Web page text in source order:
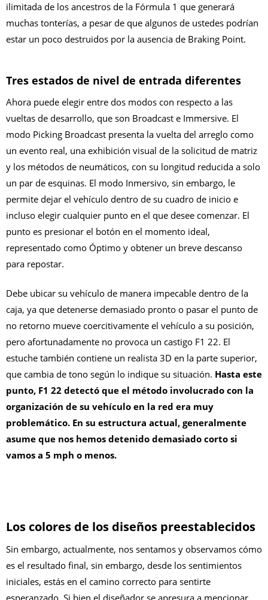
ilimitada de los ancestros de la Fórmula 1 que generará
muchas tonterías, a pesar de que algunos de ustedes podrían
estar un poco destruidos por la ausencia de Braking Point.
Tres estados de nivel de entrada diferentes
Ahora puede elegir entre dos modos con respecto a las
vueltas de desarrollo, que son Broadcast e Immersive. El
modo Picking Broadcast presenta la vuelta del arreglo como
un evento real, una exhibición visual de la solicitud de matriz
y los métodos de neumáticos, con su longitud reducida a solo
un par de esquinas. El modo Inmersivo, sin embargo, le
permite dejar el vehículo dentro de su cuadro de inicio e
incluso elegir cualquier punto en el que desee comenzar. El
punto es presionar el botón en el momento ideal,
representado como Óptimo y obtener un breve descanso
para repostar.
Debe ubicar su vehículo de manera impecable dentro de la
caja, ya que detenerse demasiado pronto o pasar el punto de
no retorno mueve coercitivamente el vehículo a su posición,
pero afortunadamente no provoca un castigo F1 22. El
estuche también contiene un realista 3D en la parte superior,
que cambia de tono según lo indique su situación. Hasta este
punto, F1 22 detectó que el método involucrado con la
organización de su vehículo en la red era muy
problemático. En su estructura actual, generalmente
asume que nos hemos detenido demasiado corto si
vamos a 5 mph o menos.
Los colores de los diseños preestablecidos
Sin embargo, actualmente, nos sentamos y observamos cómo
es el resultado final, sin embargo, desde los sentimientos
iniciales, estás en el camino correcto para sentirte